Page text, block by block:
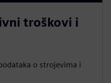
troškovi i
o strojevima i